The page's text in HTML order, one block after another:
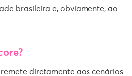
brasileira e, obviamente, ao
diretamente aos cenários